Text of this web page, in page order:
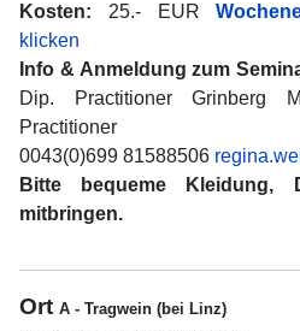
Kosten: 25.- EUR
klicken
Info & Anmeldung zum
Dip. Practitioner Grinberg
Practitioner
0043(0)699 81588506
Bitte bequeme Kleidung,
mitbringen.
Ort A - Tragwein (bei Linz)